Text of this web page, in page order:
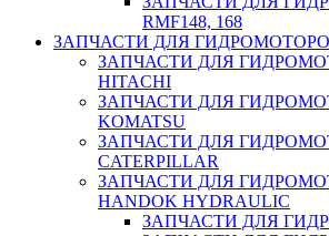
RMF148, 168
ЗАПЧАСТИ ДЛЯ
ЗАПЧАСТИ ДЛЯ
HITACHI
ЗАПЧАСТИ ДЛЯ
KOMATSU
ЗАПЧАСТИ ДЛЯ
CATERPILLAR
ЗАПЧАСТИ ДЛЯ
HANDOK HYDRAULIC
ЗАПЧАСТИ ДЛЯ